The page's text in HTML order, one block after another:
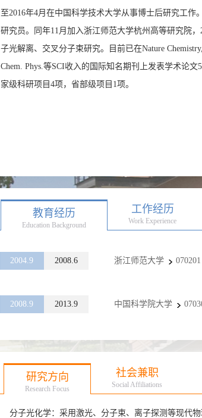
至2016年4月在中国科学技术大学从事博士后研究工作。
研究员。同年11月加入浙江师范大学杭州高等研究院，
子光解离、交叉分子束研究。目前已在Nature
Chem. Phys.等SCI收入的国际知名期刊上发表学术论文5
家级科研项目 4项，省部级项目 1项。
教育经历
Education Background
工作经历
Work Experience
2004.9 2008.6 浙江师范大学 070201
2008.9 2013.9 中国科学院大学
研究方向
Research Focus
社会兼职
Social Affiliations
分子光化学：采用激光、分子束、离子探测等现代